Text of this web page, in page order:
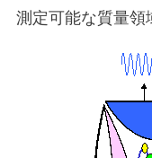
測定可能な質量領